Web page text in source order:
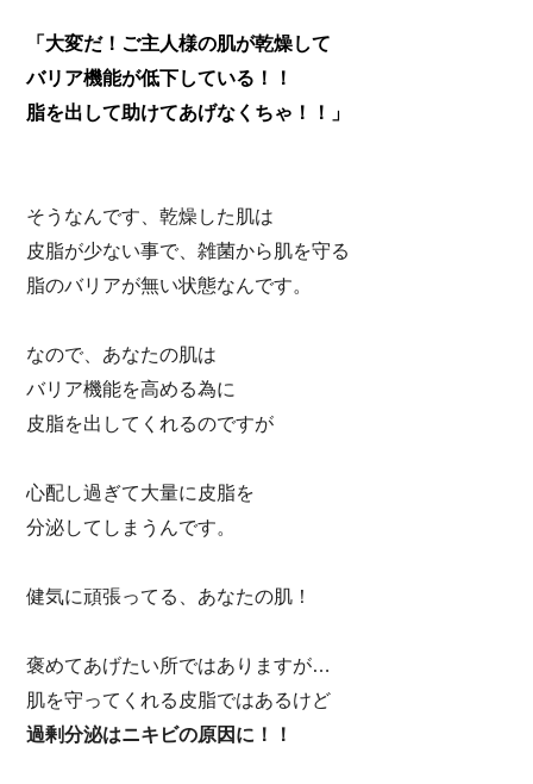
「大変だ！ご主人様の肌が乾燥して
バリア機能が低下している！！
脂を出して助けてあげなくちゃ！！」
そうなんです、乾燥した肌は
皮脂が少ない事で、雑菌から肌を守る
脂のバリアが無い状態なんです。
なので、あなたの肌は
バリア機能を高める為に
皮脂を出してくれるのですが
心配し過ぎて大量に皮脂を
分泌してしまうんです。
健気に頑張ってる、あなたの肌！
褒めてあげたい所ではありますが…
肌を守ってくれる皮脂ではあるけど
過剰分泌はニキビの原因に！！